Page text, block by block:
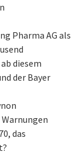
Pharma AG als
diesem
der Bayer
das